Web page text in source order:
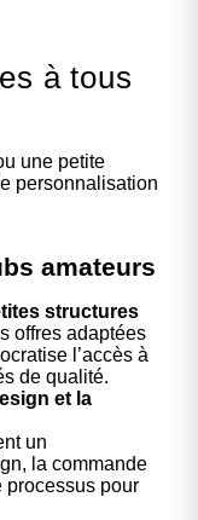
à tous
une petite
personnalisation
amateurs
structures
offres adaptées
l’accès à
de qualité.
et la
un
la commande
processus pour